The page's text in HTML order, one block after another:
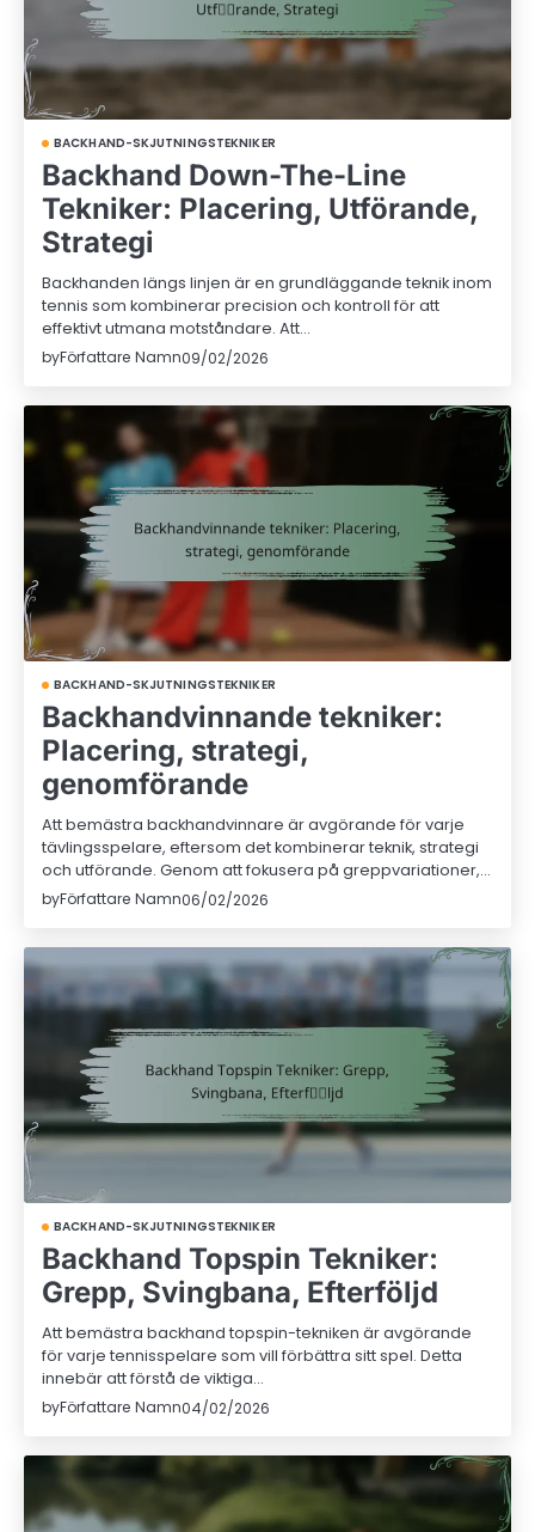
BACKHAND-SKJUTNINGSTEKNIKER
Backhand Down-The-Line
Tekniker: Placering, Utförande,
Strategi
Backhanden längs linjen är en grundläggande teknik inom
tennis som kombinerar precision och kontroll för att
effektivt utmana motståndare. Att…
byFörfattare Namn09/02/2026
BACKHAND-SKJUTNINGSTEKNIKER
Backhandvinnande tekniker:
Placering, strategi,
genomförande
Att bemästra backhandvinnare är avgörande för varje
tävlingsspelare, eftersom det kombinerar teknik, strategi
och utförande. Genom att fokusera på greppvariationer,…
byFörfattare Namn06/02/2026
BACKHAND-SKJUTNINGSTEKNIKER
Backhand Topspin Tekniker:
Grepp, Svingbana, Efterföljd
Att bemästra backhand topspin-tekniken är avgörande
för varje tennisspelare som vill förbättra sitt spel. Detta
innebär att förstå de viktiga…
byFörfattare Namn04/02/2026